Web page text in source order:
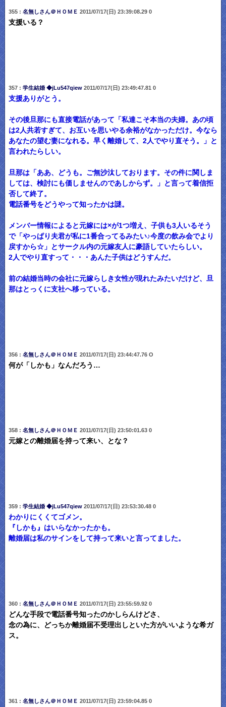
355 : 名無しさん＠ＨＯＭＥ 2011/07/17(日) 23:39:08.29 0
支援いる？
357 : 学生結婚 ◆jLu547qiew 2011/07/17(日) 23:49:47.81 0
支援ありがとう。
その後旦那にも直接電話があって「私達こそ本当の夫婦。あの頃
は2人共若すぎて、お互いを思いやる余裕がなかっただけ。今なら
あなたの望む妻になれる。早く離婚して、2人でやり直そう。」と
言われたらしい。
旦那は「ああ、どうも。ご無沙汰しております。その件に関しま
しては、検討にも価しませんのであしからず。」と言って着信拒
否して終了。
電話番号をどうやって知ったかは謎。
メンバー情報によると元嫁には×が1つ増え、子供も3人いるそう
で「やっぱり夫君が私に1番合ってるみたい♪今度の飲み会でより
戻すから☆」とサークル内の元嫁友人に豪語していたらしい。
2人でやり直すって・・・あんた子供はどうすんだ。
前の結婚当時の会社に元嫁らしき女性が現れたみたいだけど、旦
那はとっくに支社へ移っている。
356 : 名無しさん＠ＨＯＭＥ 2011/07/17(日) 23:44:47.76 O
何が「しかも」なんだろう…
358 : 名無しさん＠ＨＯＭＥ 2011/07/17(日) 23:50:01.63 0
元嫁との離婚届を持って来い、とな？
359 : 学生結婚 ◆jLu547qiew 2011/07/17(日) 23:53:30.48 0
わかりにくくてゴメン。
『しかも』はいらなかったかも。
離婚届は私のサインをして持って来いと言ってました。
360 : 名無しさん＠ＨＯＭＥ 2011/07/17(日) 23:55:59.92 0
どんな手段で電話番号知ったのかしらんけどさ、
念の為に、どっちか離婚届不受理出しといた方がいいような希ガ
ス。
361 : 名無しさん＠ＨＯＭＥ 2011/07/17(日) 23:59:04.85 0